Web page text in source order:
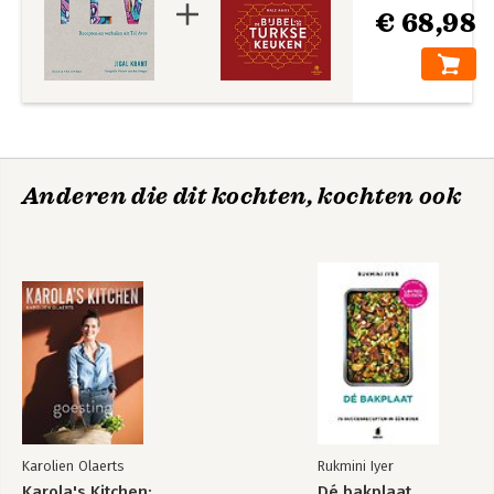
€ 68,98
Anderen die dit kochten, kochten ook
Karolien Olaerts Rukmini Iyer